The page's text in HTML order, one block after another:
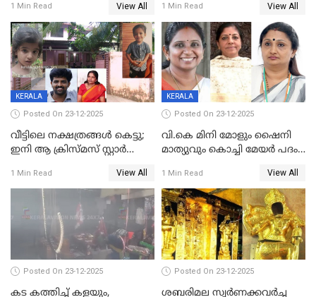
നടപടി;സ്ഥാപനങ്ങൾക്കെതിരെ
രണ്ട് കേസുകൾ
1 Min Read View All
മരണത്തിന് കീഴടങ്ങി
1 Min Read View All
KERALA
Posted On 23-12-2025
വീട്ടിലെ നക്ഷത്രങ്ങൾ കെട്ടു;
ഇനി ആ ക്രിസ്മസ് സ്റ്റാർ
വേണ്ടിയുള്ള
പിടിവലിക്കിടയിൽ
അപ്പൂപ്പനെതിരെ പോക്സോ
കേസ് ഒടുവിൽ 4 ജീവനുകൾ
പൊലിഞ്ഞു
1 Min Read View All
KERALA
Posted On 23-12-2025
വി.കെ മിനി മോളും ഷൈനി
മാത്യുവും കൊച്ചി മേയർ പദം
മേയറാകില്ല
1 Min Read View All
Posted On 23-12-2025
കട കത്തിച്ച് കളയും,
Posted On 23-12-2025
ശബരിമല സ്വര്‍ണക്കവര്‍ച്ച